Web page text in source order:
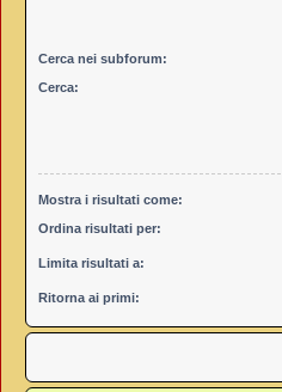
Cerca nei subforum:
Cerca:
Mostra i risultati come:
Ordina risultati per:
Limita risultati a:
Ritorna ai primi: